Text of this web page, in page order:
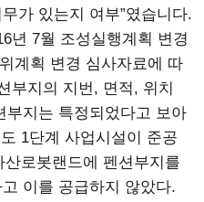
가 있는지 여부”였습니다.
년 7월 조성실행계획 변경
계획 변경 심사자료에 따
부지의 지번, 면적, 위치
부지는 특정되었다고 보아
1단계 사업시설이 준공
로봇랜드에 펜션부지를
이를 공급하지 않았다.